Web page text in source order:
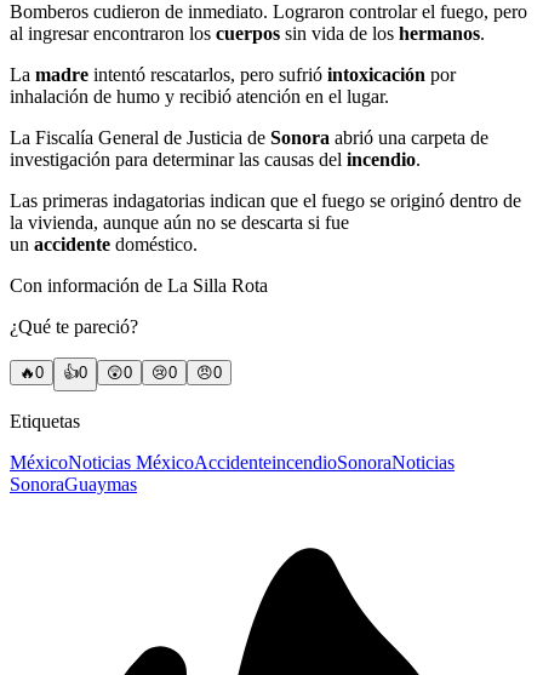
Bomberos cudieron de inmediato. Lograron controlar el fuego, pero
al ingresar encontraron los cuerpos sin vida de los hermanos.
La madre intentó rescatarlos, pero sufrió intoxicación por
inhalación de humo y recibió atención en el lugar.
La Fiscalía General de Justicia de Sonora abrió una carpeta de
investigación para determinar las causas del incendio.
Las primeras indagatorias indican que el fuego se originó dentro de
la vivienda, aunque aún no se descarta si fue
un accidente doméstico.
Con información de La Silla Rota
¿Qué te pareció?
🔥0 👍0 😲0 😢0 😠0
Etiquetas
MéxicoNoticias MéxicoAccidenteincendioSonoraNoticias
SonoraGuaymas